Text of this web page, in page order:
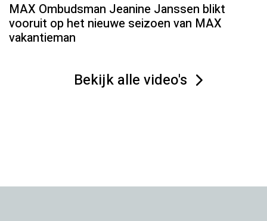
MAX Ombudsman Jeanine Janssen blikt
vooruit op het nieuwe seizoen van MAX
vakantieman
Bekijk alle video's